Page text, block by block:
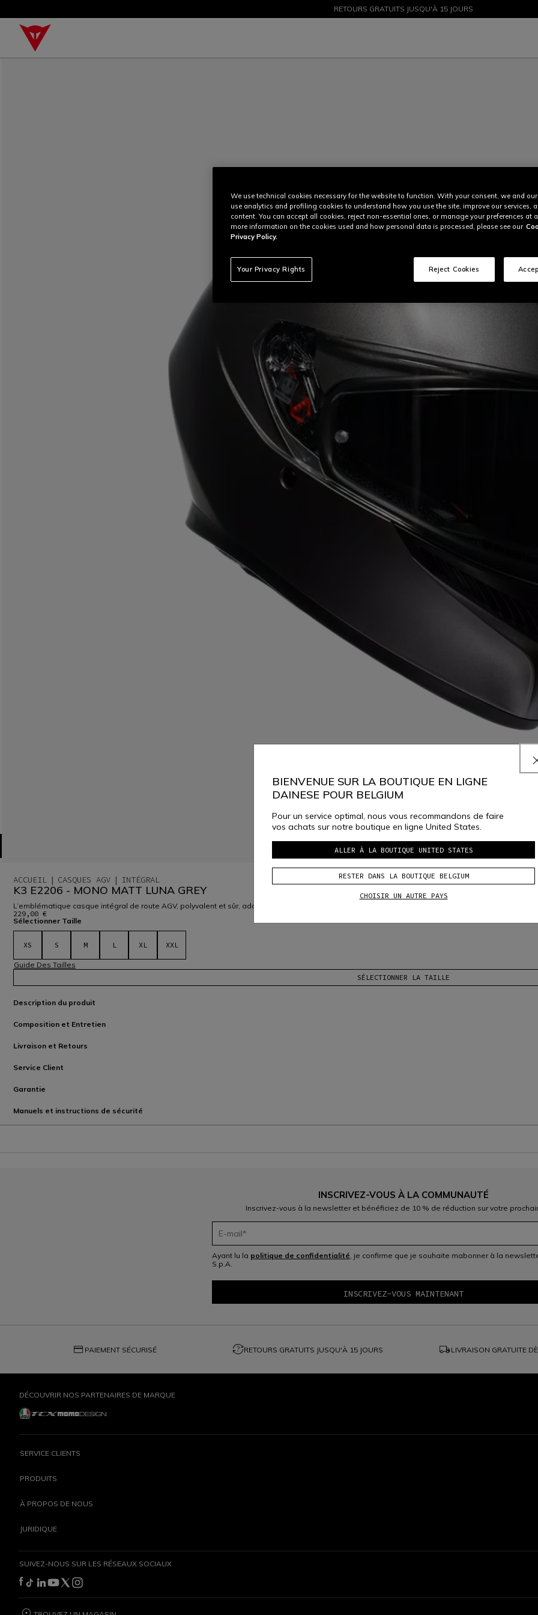
PROMOTIONS JUSQU'À-50 % – ACHETEZ MAINTENANT
RETOURS GRATUITS JUSQU'À 15 JOURS
ACCUEIL CASQUES AGV INTÉGRAL
K3 E2206 - MONO MATT LUNA GREY
L’emblématique casque intégral de route AGV, polyvalent et sûr, adapté à tous les styles de conduite. Doté d’un écran pare-soleil intégré.
229,00 €
Sélectionner Taille
XS S M L XL XXL
Guide Des Tailles
SÉLECTIONNER LA TAILLE
Description du produit
Composition et Entretien
Livraison et Retours
Service Client
Garantie
Manuels et instructions de sécurité
INSCRIVEZ-VOUS À LA COMMUNAUTÉ
Inscrivez-vous à la newsletter et bénéficiez de 10 % de réduction sur votre
Ayant lu la politique de confidentialité, je confirme que je souhaite mabonner à la
S.p.A.
credit_card PAIEMENT SÉCURISÉ question_exchangeRETOURS GRATUITS JUSQU'À 15 JOURS local_shipping LIVRAISON GRATUITE
DÉCOUVRIR NOS PARTENAIRES DE MARQUE
SERVICE CLIENTS
PRODUITS
À PROPOS DE NOUS
JURIDIQUE
SUIVEZ-NOUS SUR LES RÉSEAUX SOCIAUX
BIENVENUE SUR LA BOUTIQUE EN LIGNE
DAINESE POUR BELGIUM
Pour un service optimal, nous vous recommandons de faire
vos achats sur notre boutique en ligne United States.
ALLER À LA BOUTIQUE UNITED STATES
RESTER DANS LA BOUTIQUE BELGIUM
CHOISIR UN AUTRE PAYS
We use technical cookies necessary for the website to function. With your consent, we and
use analytics and profiling cookies to understand how you use the site, improve our services,
content. You can accept all cookies, reject non-essential ones, or manage your preferences at
more information on the cookies used and how personal data is processed, please see our
Privacy Policy.
Your Privacy Rights Reject Cookies